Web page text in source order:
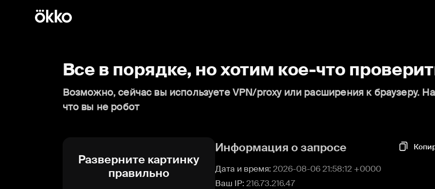
Все в порядке, но хотим кое-что
Возможно, сейчас вы используете VPN/proxy или расширения к браузеру.
что вы не робот
Разверните картинку
правильно
Информация о запросе
Дата и время: 2026-08-06 21:58:12 +0000
Ваш IP: 216.73.216.47